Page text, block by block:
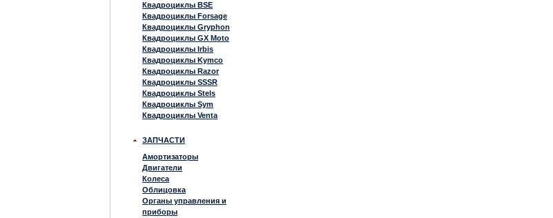
Квадроциклы BSE
Квадроциклы Forsage
Квадроциклы Gryphon
Квадроциклы GX Moto
Квадроциклы Irbis
Квадроциклы Kymco
Квадроциклы Razor
Квадроциклы SSSR
Квадроциклы Stels
Квадроциклы Sym
Квадроциклы Venta
ЗАПЧАСТИ
Амортизаторы
Двигатели
Колеса
Облицовка
Органы управления и
приборы